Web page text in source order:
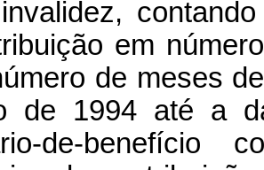
em
de meses
de 1994 até a
de-benefício